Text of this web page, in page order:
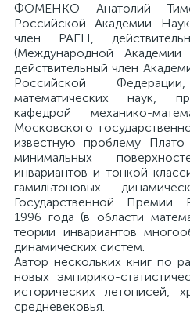
ФОМЕНКО Анатолий
Российской Академии
член РАЕН,
(Международной
действительный член
Российской
математических наук,
кафедрой механико-
Московского
известную проблему Плато
минимальных
инвариантов и тонкой
гамильтоновых
Государственной Премии
1996 года (в области
теории инвариантов
динамических систем.
Автор нескольких книг по
новых эмпирико-
исторических летописей,
средневековья.